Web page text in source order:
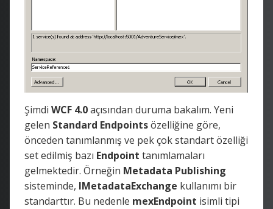
Şimdi WCF 4.0açısından duruma bakalım. Yeni
gelen Standard Endpointsözelliğine göre,
önceden tanımlanmış ve pek çok standart özelliği
set edilmiş bazı Endpoint tanımlamaları
gelmektedir. Örneğin Metadata Publishing
sisteminde, IMetadataExchange kullanımı bir
standarttır. Bu nedenle mexEndpoint isimli tipi